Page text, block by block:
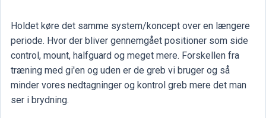
Holdet køre det samme system/koncept over en længere
periode. Hvor der bliver gennemgået positioner som side
control, mount, halfguard og meget mere. Forskellen fra
træning med gi'en og uden er de greb vi bruger og så
minder vores nedtagninger og kontrol greb mere det man
ser i brydning.